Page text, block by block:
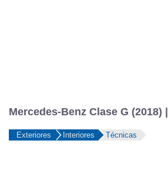
Mercedes-Benz Clase G (2018) |
Exteriores Interiores Técnicas